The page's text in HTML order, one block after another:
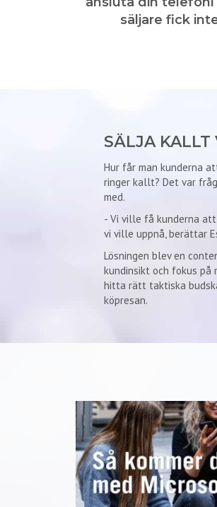
säljare fick
SÄLJA
Hur får man kunderna
ringer kallt? Det var
med.
- Vi ville få kunderna
vi ville uppnå, berättar
Lösningen blev en
kundinsikt och fokus
hitta rätt taktiska
köpresan.